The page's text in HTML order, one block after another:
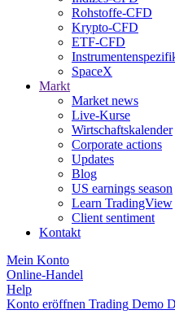
Rohstoffe-CFD
Krypto-CFD
ETF-CFD
SpaceX
Markt
Market news
Live-Kurse
Wirtschaftskalender
Corporate actions
Updates
Blog
US earnings season
Learn TradingView
Client sentiment
Kontakt
Mein Konto
Online-Handel
Help
Konto eröffnen Trading Demo